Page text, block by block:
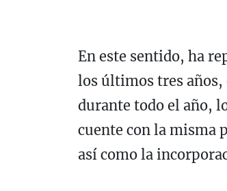
En este sentido, ha
los últimos tres años,
durante todo el año,
cuente con la misma
así como la